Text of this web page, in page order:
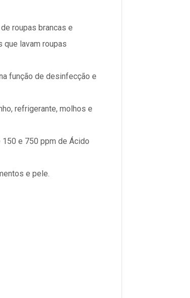
roupas brancas e
lavam roupas
função de desinfecção e
refrigerante, molhos e
150 e 750 ppm de Ácido
e pele.